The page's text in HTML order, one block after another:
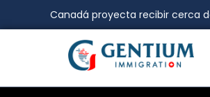
Canadá proyecta recibir cerca